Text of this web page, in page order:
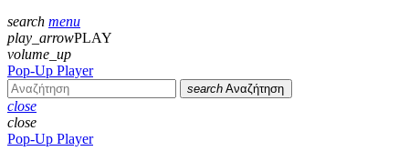
search menu
play_arrowPLAY
volume_up
Pop-Up Player
search Αναζήτηση
close
close
Pop-Up Player